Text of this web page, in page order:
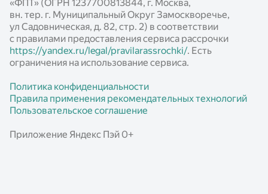
«ФПТ» (ОГРН 1237700813844, г. Москва,
вн. тер. г. Муниципальный Округ Замоскворечье,
ул Садовническая, д. 82, стр. 2) в соответствии
с правилами предоставления сервиса рассрочки
https://yandex.ru/legal/pravilarassrochki/. Есть
ограничения на использование сервиса.
Политика конфиденциальности
Правила применения рекомендательных технологий
Пользовательское соглашение
Приложение Яндекс Пэй 0+